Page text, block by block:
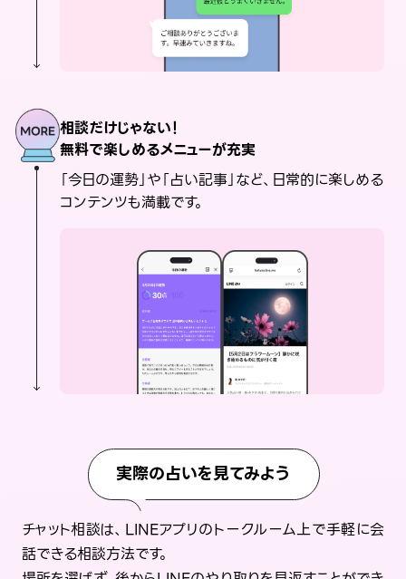
相談だけじゃない！
無料で楽しめるメニューが充実
「今日の運勢」や「占い記事」など、日常的に楽しめる
コンテンツも満載です。
実際の占いを見てみよう
チャット相談は、LINEアプリのトークルーム上で手軽に会
話できる相談方法です。